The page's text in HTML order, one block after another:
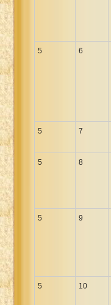
5 6
5 7
5 8
5 9
5 10